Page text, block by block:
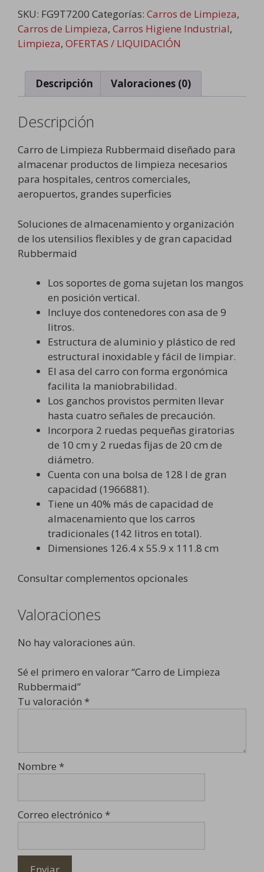
de
Limpieza
Rubbermaid
cantidad
SKU: FG9T7200 Categorías: Carros de Limpieza,
Carros de Limpieza, Carros Higiene Industrial,
Limpieza, OFERTAS / LIQUIDACIÓN
Descripción Valoraciones (0)
Descripción
Carro de Limpieza Rubbermaid diseñado para
almacenar productos de limpieza necesarios
para hospitales, centros comerciales,
aeropuertos, grandes superficies
Soluciones de almacenamiento y organización
de los utensilios flexibles y de gran capacidad
Rubbermaid
Los soportes de goma sujetan los mangos
en posición vertical.
Incluye dos contenedores con asa de 9
litros.
Estructura de aluminio y plástico de red
estructural inoxidable y fácil de limpiar.
El asa del carro con forma ergonómica
facilita la maniobrabilidad.
Los ganchos provistos permiten llevar
hasta cuatro señales de precaución.
Incorpora 2 ruedas pequeñas giratorias
de 10 cm y 2 ruedas fijas de 20 cm de
diámetro.
Cuenta con una bolsa de 128 l de gran
capacidad (1966881).
Tiene un 40% más de capacidad de
almacenamiento que los carros
tradicionales (142 litros en total).
Dimensiones 126.4 x 55.9 x 111.8 cm
Consultar complementos opcionales
Valoraciones
No hay valoraciones aún.
Sé el primero en valorar “Carro de Limpieza
Rubbermaid”
Tu valoración *
Nombre *
Correo electrónico *